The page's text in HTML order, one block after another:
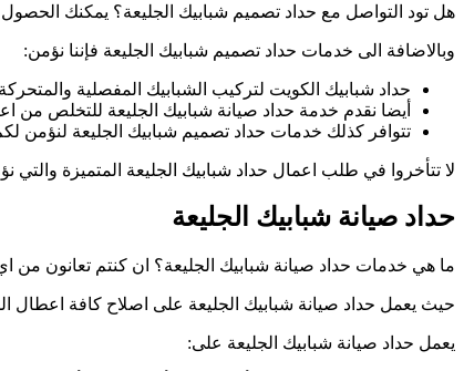
هل تود التواصل مع حداد تصميم شبابيك الجليعة؟ يمكنك
وبالاضافة الى خدمات حداد تصميم شبابيك الجليعة فإننا نؤمن:
حداد شبابيك الكويت لتركيب الشبابيك المفصلية
أيضا نقدم خدمة حداد صيانة شبابيك الجليعة للتخلص من
تتوافر كذلك خدمات حداد تصميم شبابيك الجليعة لنؤمن
لا تتأخروا في طلب اعمال حداد شبابيك الجليعة المتميزة والتي
حداد صيانة شبابيك الجليعة
ما هي خدمات حداد صيانة شبابيك الجليعة؟ ان كنتم تعانون من
حيث يعمل حداد صيانة شبابيك الجليعة على اصلاح كافة اعطال
يعمل حداد صيانة شبابيك الجليعة على: